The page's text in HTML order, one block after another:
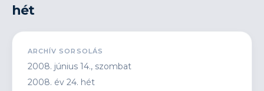
hét
ARCHÍV SORSOLÁS
2008. június 14., szombat
2008. év 24. hét